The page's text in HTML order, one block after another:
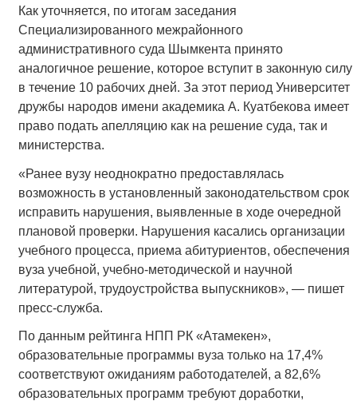
Как уточняется, по итогам заседания
Специализированного межрайонного
административного суда Шымкента принято
аналогичное решение, которое вступит в законную силу
в течение 10 рабочих дней. За этот период Университет
дружбы народов имени академика А. Куатбекова имеет
право подать апелляцию как на решение суда, так и
министерства.
«Ранее вузу неоднократно предоставлялась
возможность в установленный законодательством срок
исправить нарушения, выявленные в ходе очередной
плановой проверки. Нарушения касались организации
учебного процесса, приема абитуриентов, обеспечения
вуза учебной, учебно-методической и научной
литературой, трудоустройства выпускников», — пишет
пресс-служба.
По данным рейтинга НПП РК «Атамекен»,
образовательные программы вуза только на 17,4%
соответствуют ожиданиям работодателей, а 82,6%
образовательных программ требуют доработки,